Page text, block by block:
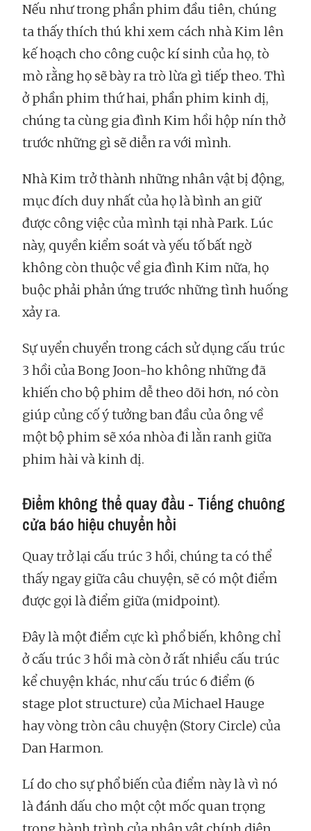
Nếu như trong phần phim đầu tiên, chúng
ta thấy thích thú khi xem cách nhà Kim lên
kế hoạch cho công cuộc kí sinh của họ, tò
mò rằng họ sẽ bày ra trò lừa gì tiếp theo. Thì
ở phần phim thứ hai, phần phim kinh dị,
chúng ta cùng gia đình Kim hồi hộp nín thở
trước những gì sẽ diễn ra với mình.
Nhà Kim trở thành những nhân vật bị động,
mục đích duy nhất của họ là bình an giữ
được công việc của mình tại nhà Park. Lúc
này, quyền kiểm soát và yếu tố bất ngờ
không còn thuộc về gia đình Kim nữa, họ
buộc phải phản ứng trước những tình huống
xảy ra.
Sự uyển chuyển trong cách sử dụng cấu trúc
3 hồi của Bong Joon-ho không những đã
khiến cho bộ phim dễ theo dõi hơn, nó còn
giúp củng cố ý tưởng ban đầu của ông về
một bộ phim sẽ xóa nhòa đi lằn ranh giữa
phim hài và kinh dị.
Điểm không thể quay đầu - Tiếng chuông
cửa báo hiệu chuyển hồi
Quay trở lại cấu trúc 3 hồi, chúng ta có thể
thấy ngay giữa câu chuyện, sẽ có một điểm
được gọi là điểm giữa (midpoint).
Đây là một điểm cực kì phổ biến, không chỉ
ở cấu trúc 3 hồi mà còn ở rất nhiều cấu trúc
kể chuyện khác, như cấu trúc 6 điểm (6
stage plot structure) của Michael Hauge
hay vòng tròn câu chuyện (Story Circle) của
Dan Harmon.
Lí do cho sự phổ biến của điểm này là vì nó
là đánh dấu cho một cột mốc quan trọng